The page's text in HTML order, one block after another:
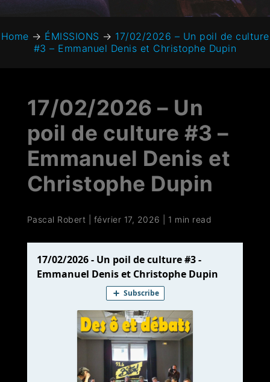
Home → ÉMISSIONS → 17/02/2026 – Un poil de culture
#3 – Emmanuel Denis et Christophe Dupin
17/02/2026 – Un
poil de culture #3 –
Emmanuel Denis et
Christophe Dupin
Pascal Robert février 17, 2026 1 min read